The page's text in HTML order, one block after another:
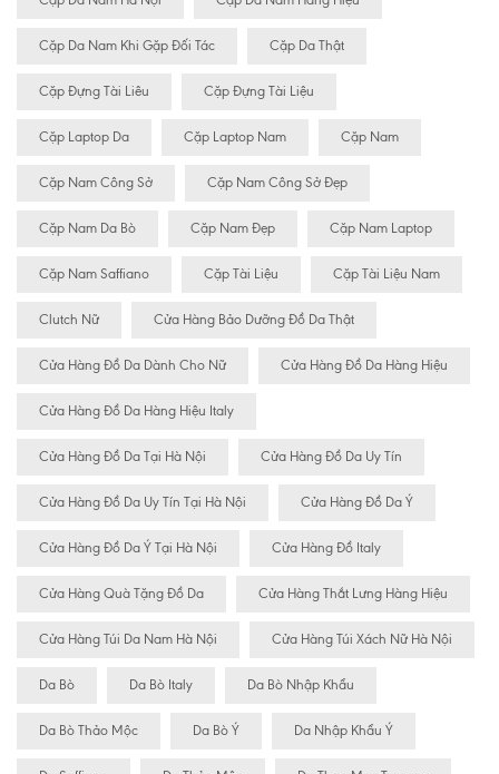
Cặp Da Nam Khi Gặp Đối Tác Cặp Da Thật
Cặp Đựng Tài Liêu Cặp Đựng Tài Liệu
Cặp Laptop Da Cặp Laptop Nam Cặp Nam
Cặp Nam Công Sở Cặp Nam Công Sở Đẹp
Cặp Nam Da Bò Cặp Nam Đẹp Cặp Nam Laptop
Cặp Nam Saffiano Cặp Tài Liệu Cặp Tài Liệu Nam
Clutch Nữ Cửa Hàng Bảo Dưỡng Đồ Da Thật
Cửa Hàng Đồ Da Dành Cho Nữ Cửa Hàng Đồ Da Hàng Hiệu
Cửa Hàng Đồ Da Hàng Hiệu Italy
Cửa Hàng Đồ Da Tại Hà Nội Cửa Hàng Đồ Da Uy Tín
Cửa Hàng Đồ Da Uy Tín Tại Hà Nội Cửa Hàng Đồ Da Ý
Cửa Hàng Đồ Da Ý Tại Hà Nội Cửa Hàng Đồ Italy
Cửa Hàng Quà Tặng Đồ Da Cửa Hàng Thắt Lưng Hàng Hiệu
Cửa Hàng Túi Da Nam Hà Nội Cửa Hàng Túi Xách Nữ Hà Nội
Da Bò Da Bò Italy Da Bò Nhập Khẩu
Da Bò Thảo Mộc Da Bò Ý Da Nhập Khẩu Ý